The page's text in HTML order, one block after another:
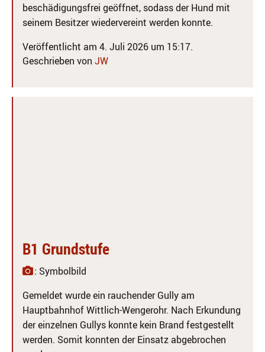
beschädigungsfrei geöffnet, sodass der Hund mit
seinem Besitzer wiedervereint werden konnte.
Veröffentlicht am 4. Juli 2026 um 15:17.
Geschrieben von JW
B1 Grundstufe
: Symbolbild
Gemeldet wurde ein rauchender Gully am
Hauptbahnhof Wittlich-Wengerohr. Nach Erkundung
der einzelnen Gullys konnte kein Brand festgestellt
werden. Somit konnten der Einsatz abgebrochen